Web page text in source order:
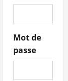
Mot de
passe